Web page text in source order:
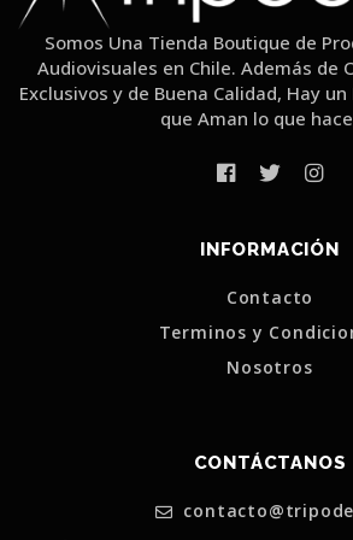
Somos Una Tienda Boutique de
Audiovisuales en Chile. Además de
Exclusivos y de Buena Calidad, Hay
que Aman lo que
INFORMACIÓN
Contacto
Terminos y
Nosotros
CONTÁCTANOS